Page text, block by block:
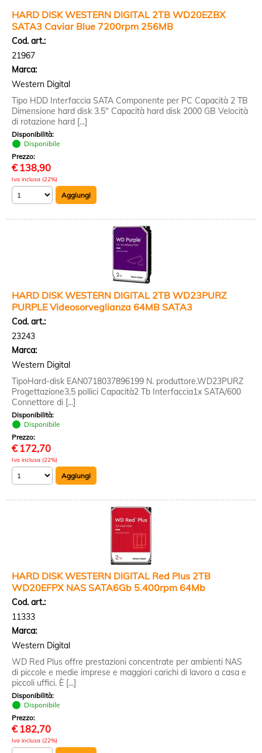
HARD DISK WESTERN DIGITAL 2TB WD20EZBX
SATA3 Caviar Blue 7200rpm 256MB
Cod. art.:
21967
Marca:
Western Digital
Tipo HDD Interfaccia SATA Componente per PC Capacità 2 TB
Dimensione hard disk 3.5" Capacità hard disk 2000 GB Velocità
di rotazione hard [...]
Disponibilità:
Disponibile
Prezzo:
€ 138,90
Iva inclusa (22%)
HARD DISK WESTERN DIGITAL 2TB WD23PURZ
PURPLE Videosorveglianza 64MB SATA3
Cod. art.:
23243
Marca:
Western Digital
TipoHard-disk EAN0718037896199 N. produttore.WD23PURZ
Progettazione3,5 pollici Capacità2 Tb Interfaccia1x SATA/600
Connettore di [...]
Disponibilità:
Disponibile
Prezzo:
€ 172,70
Iva inclusa (22%)
HARD DISK WESTERN DIGITAL Red Plus 2TB
WD20EFPX NAS SATA6Gb 5.400rpm 64Mb
Cod. art.:
11333
Marca:
Western Digital
WD Red Plus offre prestazioni concentrate per ambienti NAS
di piccole e medie imprese e maggiori carichi di lavoro a casa e
piccoli uffici. È [...]
Disponibilità:
Disponibile
Prezzo:
€ 182,70
Iva inclusa (22%)